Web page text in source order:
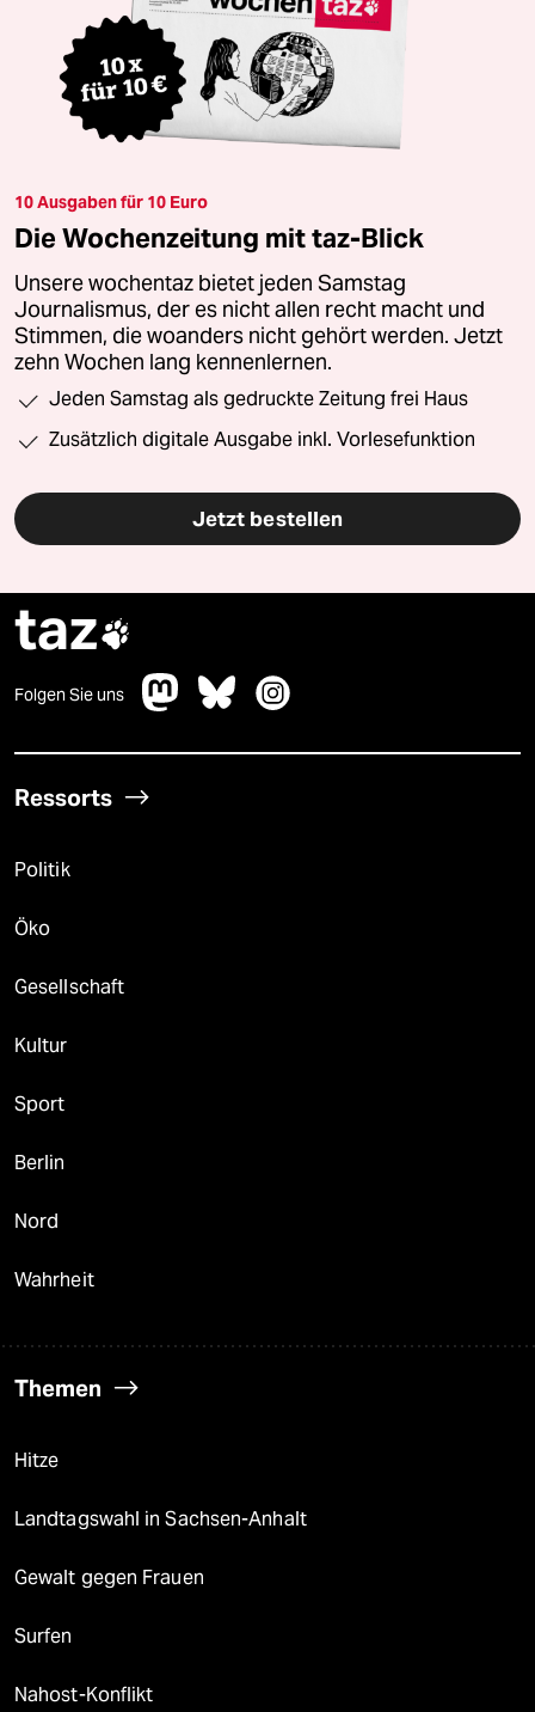
10 Ausgaben für 10 Euro
Die Wochenzeitung mit taz-Blick
Unsere wochentaz bietet jeden Samstag
Journalismus, der es nicht allen recht macht und
Stimmen, die woanders nicht gehört werden. Jetzt
zehn Wochen lang kennenlernen.
Jeden Samstag als gedruckte Zeitung frei Haus
Zusätzlich digitale Ausgabe inkl. Vorlesefunktion
Jetzt bestellen
taz
Folgen Sie uns
Ressorts
Politik
Öko
Gesellschaft
Kultur
Sport
Berlin
Nord
Wahrheit
Themen
Hitze
Landtagswahl in Sachsen-Anhalt
Gewalt gegen Frauen
Surfen
Nahost-Konflikt